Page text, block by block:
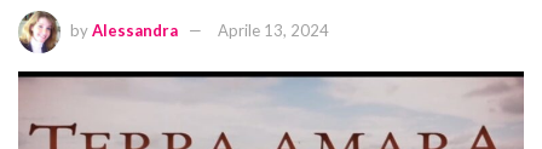
byAlessandra Aprile 13, 2024